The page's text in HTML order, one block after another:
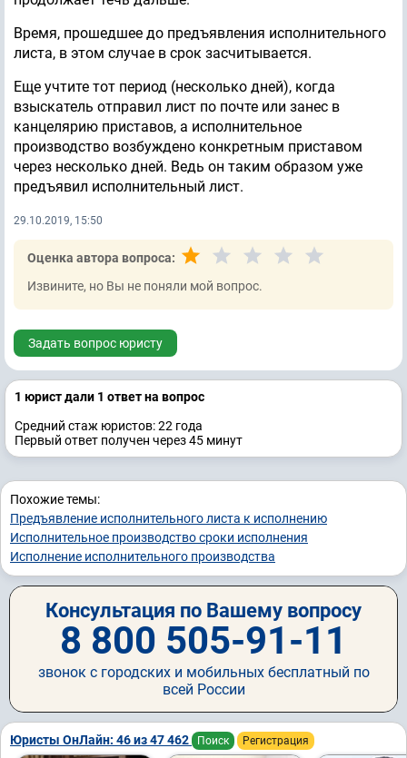
Время, прошедшее до предъявления исполнительного
листа, в этом случае в срок засчитывается.
Еще учтите тот период (несколько дней), когда
взыскатель отправил лист по почте или занес в
канцелярию приставов, а исполнительное
производство возбуждено конкретным приставом
через несколько дней. Ведь он таким образом уже
предъявил исполнительный лист.
29.10.2019, 15:50
Оценка автора вопроса:
Извините, но Вы не поняли мой вопрос.
Задать вопрос юристу
1 юрист дали 1 ответ на вопрос
Средний стаж юристов: 22 годa
Первый ответ получен через 45 минут
Похожие темы:
Предъявление исполнительного листа к исполнению
Исполнительное производство сроки исполнения
Исполнение исполнительного производства
Консультация по Вашему вопросу
8 800 505-91-11
звонок с городских и мобильных бесплатный по
всей России
Юристы ОнЛайн: 46 из 47 462 Поиск Регистрация